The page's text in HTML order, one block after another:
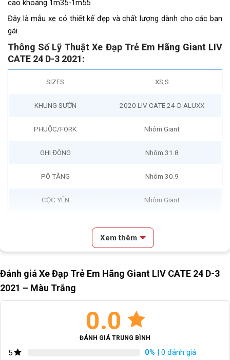
cao khoảng 1m35-1m55
Đây là mẫu xe có thiết kế đẹp và chất lượng dành cho các bạn
gái.
Thông Số Lỹ Thuật Xe Đạp Trẻ Em Hãng Giant LIV
CATE 24 D-3 2021:
SIZES XS,S
KHUNG SƯỜN 2020 LIV CATE 24-D ALUXX
PHUỘC/FORK Nhôm Giant
GHI ĐÔNG Nhôm 31.8
PÔ TĂNG Nhôm 30.9
CỌC YÊN Nhôm Giant
Microshift 21S
Bộ chuyển đề trước/Front
Derailleur
Microshift 3S
Bộ chuyển đề sau/Rear
Microshift 7S
N/A
Xem thêm
Đánh giá Xe Đạp Trẻ Em Hãng Giant LIV CATE 24 D-3
2021 – Màu Trắng
0.0
ĐÁNH GIÁ TRUNG BÌNH
5 0% | 0 đánh giá